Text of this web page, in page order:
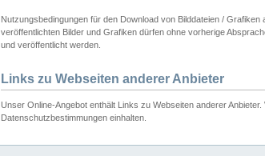
Nutzungsbedingungen für den Download von Bilddateien /
veröffentlichten Bilder und Grafiken dürfen ohne vorherige
und veröffentlicht werden.
Links zu Webseiten anderer Anbieter
Unser Online-Angebot enthält Links zu Webseiten anderer
Datenschutzbestimmungen einhalten.